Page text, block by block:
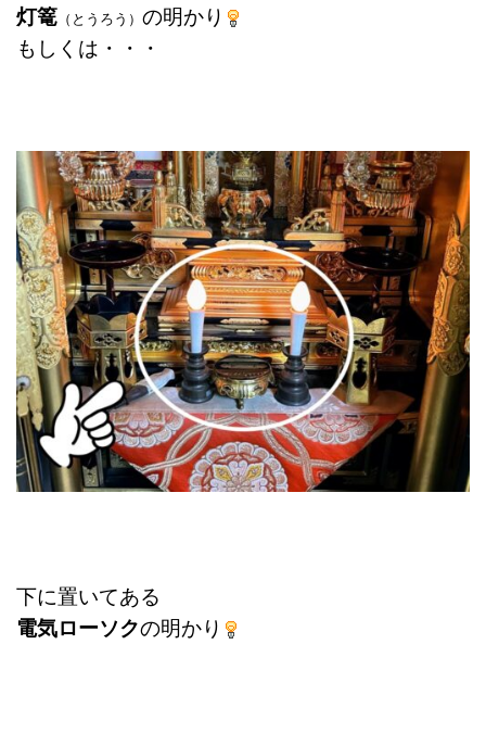
灯篭 （とうろう） の明かり
もしくは・・・
下に置いてある
電気ローソクの明かり